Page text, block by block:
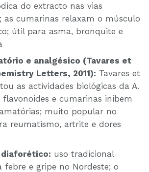
do extracto nas vias
as cumarinas relaxam o músculo
útil para asma, bronquite e
e analgésico (Tavares et
Letters, 2011): Tavares et
as actividades biológicas da A.
flavonoides e cumarinas inibem
muito popular no
reumatismo, artrite e dores
uso tradicional
febre e gripe no Nordeste; o